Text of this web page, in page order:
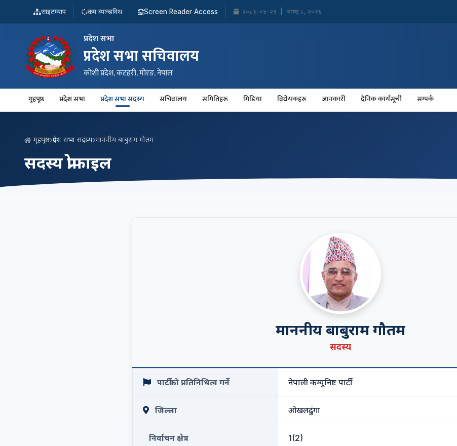
साइटम्याप कम ब्यान्डविथ Screen Reader Access २०८३-०४-२३ अगष्ट ८, २०२६
प्रदेश सभा
प्रदेश सभा सचिवालय
कोशी प्रदेश, कटहरी, मोरङ, नेपाल
गृहपृष्ठ प्रदेश सभा प्रदेश सभा सदस्य सचिवालय समितिहरू मिडिया विधेयकहरू जानकारी दैनिक कार्यसूची सम्पर्क
गृहपृष्ठ प्रदेश सभा सदस्य माननीय बाबुराम गौतम
सदस्य प्रोफाइल
माननीय बाबुराम गौतम
सदस्य
पार्टीको प्रतिनिधित्व गर्ने नेपाली कम्युनिष्ट पार्टी
जिल्ला ओखलढुंगा
निर्वाचन क्षेत्र 1(2)